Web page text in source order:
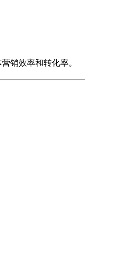
销效率和转化率。